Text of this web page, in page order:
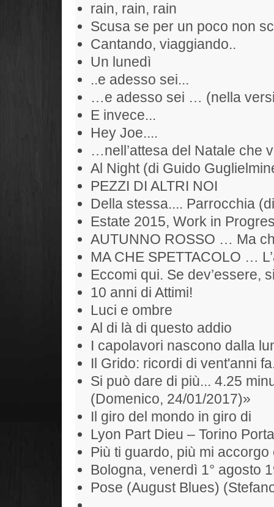
rain, rain, rain
Scusa se per un poco non
Cantando, viaggiando..
Un lunedì
..e adesso sei...
…e adesso sei … (nella
E invece...
Hey Joe....
…nell’attesa del Natale che
Al Night (di Guido
PEZZI DI ALTRI NOI
Della stessa.... Parrocchia
Estate 2015, Work in
AUTUNNO ROSSO … Ma
MA CHE SPETTACOLO …
Eccomi qui. Se dev’essere,
10 anni di Attimi!
Luci e ombre
Al di là di questo addio
I capolavori nascono dalla
Il Grido: ricordi di vent'anni
Si può dare di più... 4.25
(Domenico, 24/01/2017)»
Il giro del mondo in giro di
Lyon Part Dieu – Torino
Più ti guardo, più mi accorgo
Bologna, venerdì 1° agosto
Pose (August Blues)